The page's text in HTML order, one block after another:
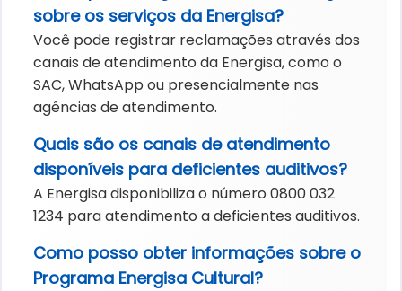
sobre os serviços da Energisa?
Você pode registrar reclamações através dos
canais de atendimento da Energisa, como o
SAC, WhatsApp ou presencialmente nas
agências de atendimento.
Quais são os canais de atendimento
disponíveis para deficientes auditivos?
A Energisa disponibiliza o número 0800 032
1234 para atendimento a deficientes auditivos.
Como posso obter informações sobre o
Programa Energisa Cultural?